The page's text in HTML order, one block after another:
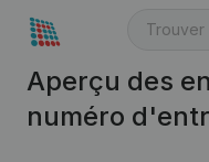
Aperçu des
numéro